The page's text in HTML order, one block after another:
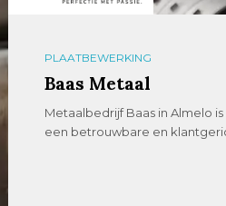
PLAATBEWERKING
Baas Metaal
Metaalbedrijf Baas in Almelo
een betrouwbare en